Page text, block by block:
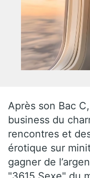
Après son Bac
business du
rencontres et
érotique sur
gagner de